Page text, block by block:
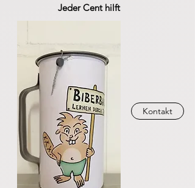
Jeder Cent hilft
Kontakt